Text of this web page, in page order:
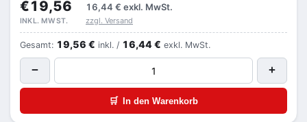
€19,56 16,44 € exkl. MwSt.
INKL. MWST. zzgl. Versand
Gesamt: 19,56 € inkl. / 16,44 € exkl. MwSt.
− +
🛒 In den Warenkorb